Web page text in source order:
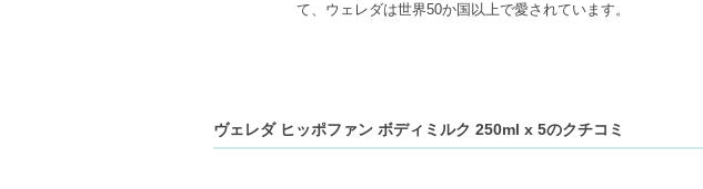
て、ウェレダは世界50か国以上で愛されています。
ヴェレダ ヒッポファン ボディミルク 250ml x 5のクチコミ